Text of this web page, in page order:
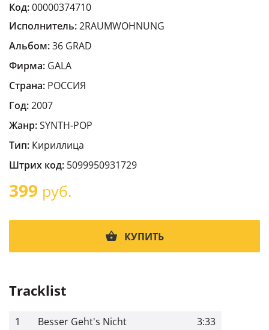
Код:00000374710
Исполнитель:2RAUMWOHNUNG
Альбом:36 GRAD
Фирма: GALA
Страна: РОССИЯ
Год:2007
Жанр:SYNTH-POP
Тип: Кириллица
Штрих код: 5099950931729
399 руб.
КУПИТЬ
Tracklist
1 Besser Geht's Nicht
3:33